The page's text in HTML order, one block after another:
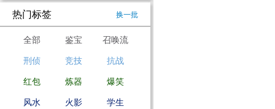
热门标签 换一批
全部 鉴宝 召唤流
刑侦 竞技 抗战
红包 炼器 爆笑
风水 火影 学生